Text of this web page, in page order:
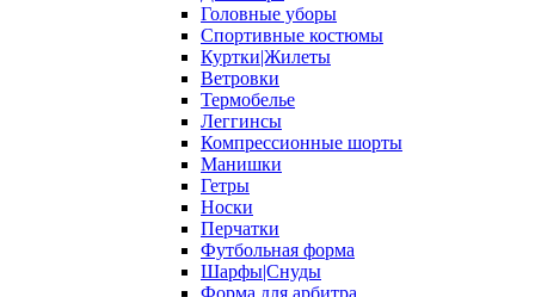
Головные уборы
Спортивные костюмы
Куртки|Жилеты
Ветровки
Термобелье
Леггинсы
Компрессионные шорты
Манишки
Гетры
Носки
Перчатки
Футбольная форма
Шарфы|Снуды
Форма для арбитра